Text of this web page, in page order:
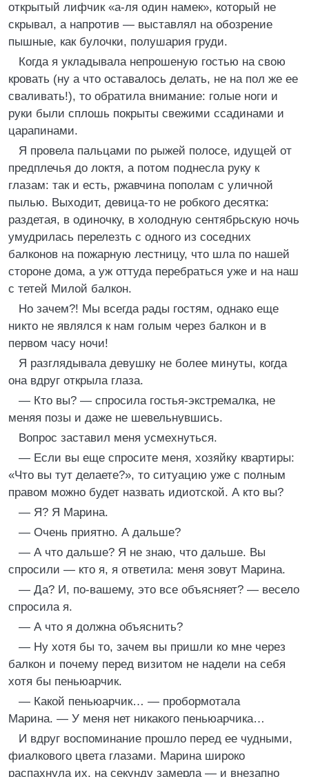
открытый лифчик «а-ля один намек», который не
скрывал, а напротив — выставлял на обозрение
пышные, как булочки, полушария груди.
Когда я укладывала непрошеную гостью на свою
кровать (ну а что оставалось делать, не на пол же ее
сваливать!), то обратила внимание: голые ноги и
руки были сплошь покрыты свежими ссадинами и
царапинами.
Я провела пальцами по рыжей полосе, идущей от
предплечья до локтя, а потом поднесла руку к
глазам: так и есть, ржавчина пополам с уличной
пылью. Выходит, девица-то не робкого десятка:
раздетая, в одиночку, в холодную сентябрьскую ночь
умудрилась перелезть с одного из соседних
балконов на пожарную лестницу, что шла по нашей
стороне дома, а уж оттуда перебраться уже и на наш
с тетей Милой балкон.
Но зачем?! Мы всегда рады гостям, однако еще
никто не являлся к нам голым через балкон и в
первом часу ночи!
Я разглядывала девушку не более минуты, когда
она вдруг открыла глаза.
— Кто вы? — спросила гостья-экстремалка, не
меняя позы и даже не шевельнувшись.
Вопрос заставил меня усмехнуться.
— Если вы еще спросите меня, хозяйку квартиры:
«Что вы тут делаете?», то ситуацию уже с полным
правом можно будет назвать идиотской. А кто вы?
— Я? Я Марина.
— Очень приятно. А дальше?
— А что дальше? Я не знаю, что дальше. Вы
спросили — кто я, я ответила: меня зовут Марина.
— Да? И, по-вашему, это все объясняет? — весело
спросила я.
— А что я должна объяснить?
— Ну хотя бы то, зачем вы пришли ко мне через
балкон и почему перед визитом не надели на себя
хотя бы пеньюарчик.
— Какой пеньюарчик… — пробормотала
Марина. — У меня нет никакого пеньюарчика…
И вдруг воспоминание прошло перед ее чудными,
фиалкового цвета глазами. Марина широко
распахнула их, на секунду замерла — и внезапно